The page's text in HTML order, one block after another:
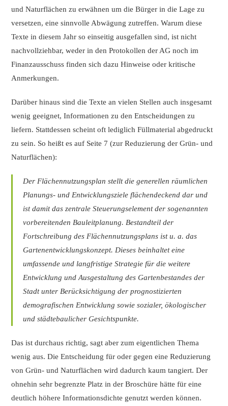
und Naturflächen zu erwähnen um die Bürger in die Lage zu
versetzen, eine sinnvolle Abwägung zutreffen. Warum diese
Texte in diesem Jahr so einseitig ausgefallen sind, ist nicht
nachvollziehbar, weder in den Protokollen der AG noch im
Finanzausschuss finden sich dazu Hinweise oder kritische
Anmerkungen.
Darüber hinaus sind die Texte an vielen Stellen auch insgesamt
wenig geeignet, Informationen zu den Entscheidungen zu
liefern. Stattdessen scheint oft lediglich Füllmaterial abgedruckt
zu sein. So heißt es auf Seite 7 (zur Reduzierung der Grün- und
Naturflächen):
Der Flächennutzungsplan stellt die generellenräumlichen
Planungs- und Entwicklungszieleflächendeckend dar und
ist damit das zentraleSteuerungselement der sogenannten
vorbereitenden Bauleitplanung. Bestandteil der
Fortschreibung des Flächennutzungsplans ist u. a. das
Gartenentwicklungskonzept. Dieses beinhaltet eine
umfassendeund langfristige Strategie für dieweitere
Entwicklung und Ausgestaltung desGartenbestandes der
Stadt unter Berücksichtigungder prognostizierten
demografischen Entwicklung sowie sozialer, ökologischer
undstädtebaulicher Gesichtspunkte.
Das ist durchaus richtig, sagt aber zum eigentlichen Thema
wenig aus. Die Entscheidung für oder gegen eine Reduzierung
von Grün- und Naturflächen wird dadurch kaum tangiert. Der
ohnehin sehr begrenzte Platz in der Broschüre hätte für eine
deutlich höhere Informationsdichte genutzt werden können.